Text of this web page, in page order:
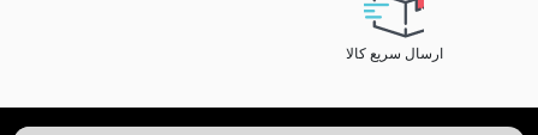
ارسال سریع کالا